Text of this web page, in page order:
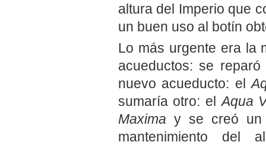
altura del Imperio que
un buen uso al botín
Lo más urgente era la
acueductos: se
nuevo acueducto: el
sumaría otro: el Aqua
Maxima y se creó un
mantenimiento del